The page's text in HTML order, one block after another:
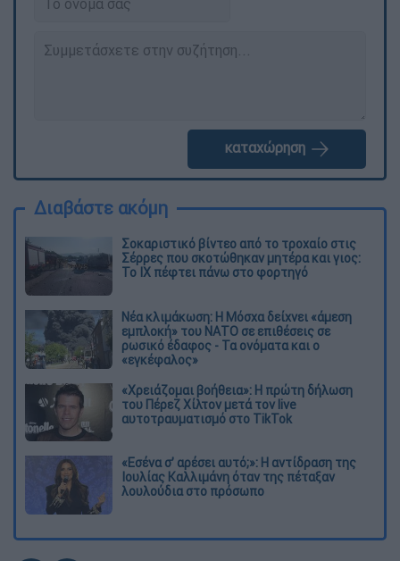
καταχώρηση
Διαβάστε ακόμη
Σοκαριστικό βίντεο από το τροχαίο στις
Σέρρες που σκοτώθηκαν μητέρα και γιος:
Το ΙΧ πέφτει πάνω στο φορτηγό
Νέα κλιμάκωση: Η Μόσχα δείχνει «άμεση
εμπλοκή» του ΝΑΤΟ σε επιθέσεις σε
ρωσικό έδαφος - Τα ονόματα και ο
«εγκέφαλος»
«Χρειάζομαι βοήθεια»: Η πρώτη δήλωση
του Πέρεζ Χίλτον μετά τον live
αυτοτραυματισμό στο TikTok
«Εσένα σ’ αρέσει αυτό;»: Η αντίδραση της
Ιουλίας Καλλιμάνη όταν της πέταξαν
λουλούδια στο πρόσωπο